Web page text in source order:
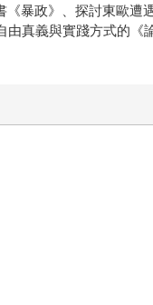
暴政》、探討東歐遭
真義與實踐方式的《